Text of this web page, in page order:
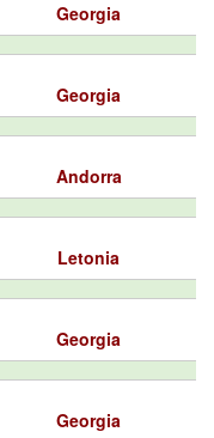
Georgia
Georgia
Andorra
Letonia
Georgia
Georgia